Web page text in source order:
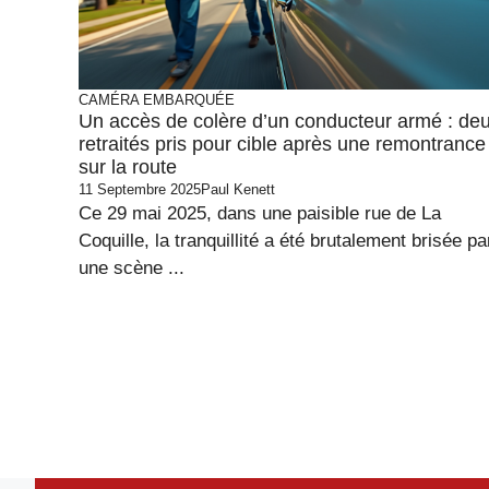
CAMÉRA EMBARQUÉE
Un accès de colère d’un conducteur armé :
retraités pris pour cible après une remontrance
sur la route
11 Septembre 2025Paul Kenett
Ce 29 mai 2025, dans une paisible rue de La
Coquille, la tranquillité a été brutalement brisée
une scène ...